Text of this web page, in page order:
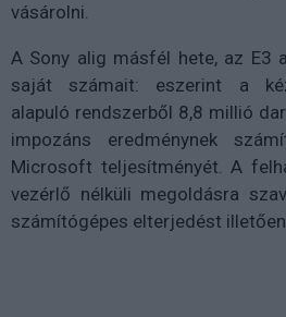
vásárolni.
A Sony alig másfél hete, az E3
saját számait: eszerint a
alapuló rendszerből 8,8 millió
impozáns eredménynek
Microsoft teljesítményét. A
vezérlő nélküli megoldásra
számítógépes elterjedést